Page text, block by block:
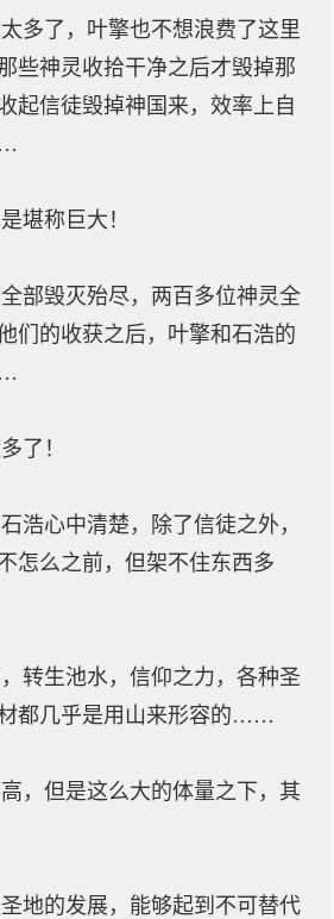
了，叶擎也不想浪费了这里
些神灵收拾干净之后才毁掉那
起信徒毁掉神国来，效率上自
称巨大！
毁灭殆尽，两百多位神灵全
们的收获之后，叶擎和石浩的
了！
心中清楚，除了信徒之外，
怎么之前，但架不住东西多
生池水，信仰之力，各种圣
都几乎是用山来形容的……
但是这么大的体量之下，其
的发展，能够起到不可替代